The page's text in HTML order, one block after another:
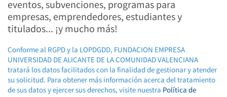
eventos, subvenciones, programas para
empresas, emprendedores, estudiantes y
titulados... ¡y mucho más!
Conforme al RGPD y la LOPDGDD, FUNDACION EMPRESA
UNIVERSIDAD DE ALICANTE DE LA COMUNIDAD VALENCIANA
tratará los datos facilitados con la finalidad de gestionar y atender
su solicitud. Para obtener más información acerca del tratamiento
de sus datos y ejercer sus derechos, visite nuestra Política de